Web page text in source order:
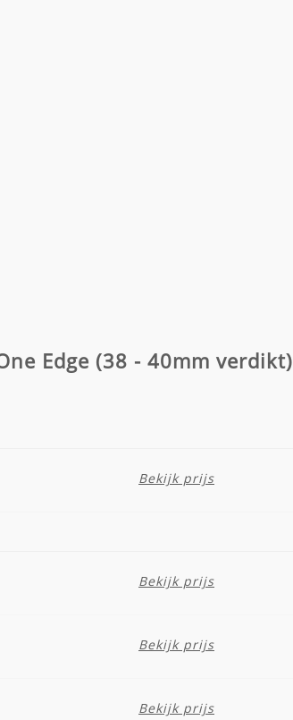
Edge (38 - 40mm verdikt)
Bekijk prijs
Bekijk prijs
Bekijk prijs
Bekijk prijs